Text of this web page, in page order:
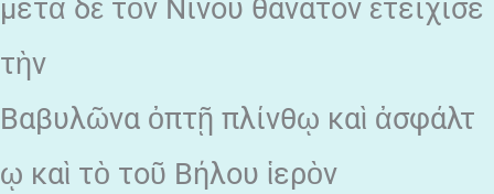
μετὰ δὲ τὸν Νίνου θάνατον ἐτείχισε
τὴν
Βαβυλῶνα ὀπτῇ πλίνθῳ καὶ ἀσφάλτ
ῳ καὶ τὸ τοῦ Βήλου ἱερὸν